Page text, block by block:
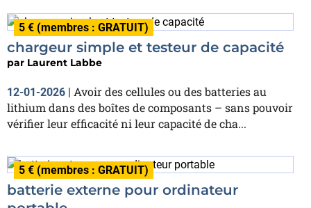
5 € (membres : GRATUIT)
chargeur simple et testeur de capacité
par Laurent Labbe
12-01-2026 | Avoir des cellules ou des batteries au
lithium dans des boîtes de composants – sans pouvoir
vérifier leur efficacité ni leur capacité de cha...
5 € (membres : GRATUIT)
batterie externe pour ordinateur